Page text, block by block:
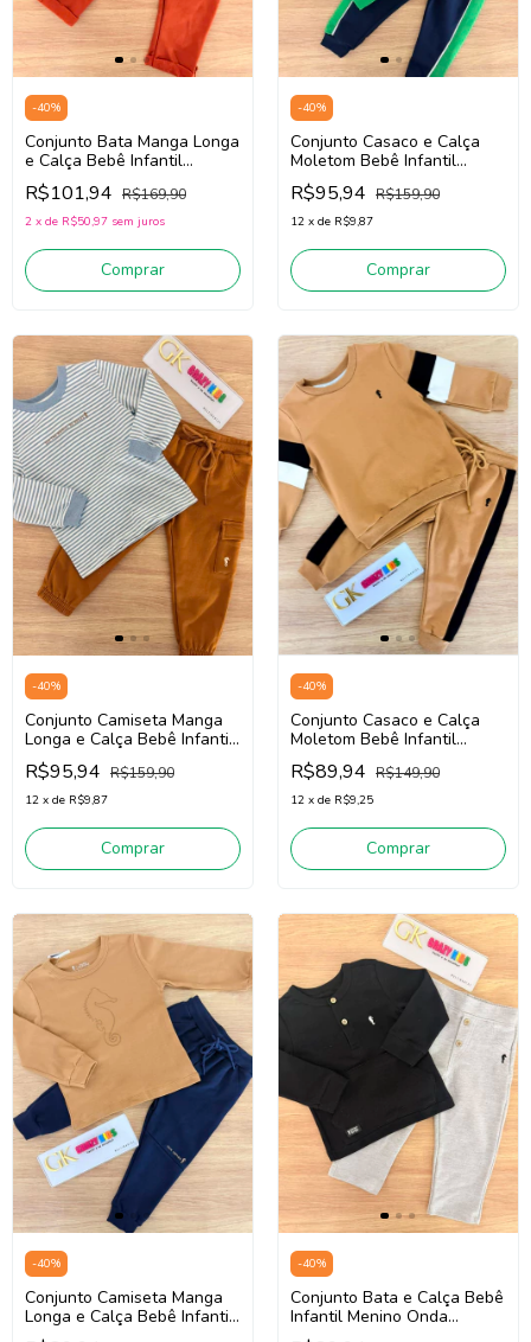
-40%
Conjunto Bata Manga Longa
e Calça Bebê Infantil
Menino Onda Marinha
1261017 (Verde/Terracota)
R$101,94 R$169,90
2 x de R$50,97 sem juros
Comprar
-40%
Conjunto Casaco e Calça
Moletom Bebê Infantil
Menino Onda Marinha
1261028 (Verde/Marinho)
R$95,94 R$159,90
12 x de R$9,87
Comprar
-40%
Conjunto Camiseta Manga
Longa e Calça Bebê Infantil
Menino Onda Marinha
1261011 (Azul/Marrom)
R$95,94 R$159,90
12 x de R$9,87
Comprar
-40%
Conjunto Casaco e Calça
Moletom Bebê Infantil
Menino Onda Marinha
1261029 (Bege)
R$89,94 R$149,90
12 x de R$9,25
Comprar
-40%
Conjunto Camiseta Manga
Longa e Calça Bebê Infantil
Menino Onda Marinha
-40%
Conjunto Bata e Calça Bebê
Infantil Menino Onda
Marinha 1261019